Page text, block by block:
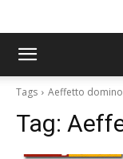
Tags Aeffetto domino
Tag: